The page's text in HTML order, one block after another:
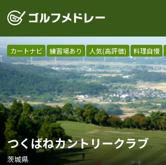
カートナビ 練習場あり 人気(高評価) 料理自慢
つくばねカントリークラブ
茨城県